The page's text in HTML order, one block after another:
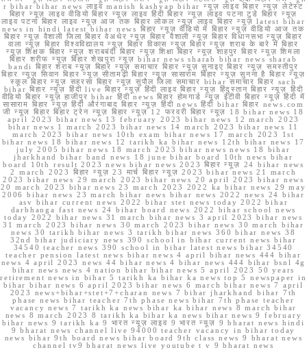
r bihar bihar news लाइव manish kashyap bihar न्यूज़ लाइव बिहार न्यूज़ लेटेस्ट
बिहार न्यूज़ लाइव वीडियो बिहार न्यूज़ लाइव हिंदी बिहार न्यूज़ लाइव पटना टुडे बिहार न्यूज़
लाइव पटना बिहार लाइव न्यूज़ आज तक बिहार लोकल न्यूज़ लाइव बिहार न्यूज़ latest bihar
news in hindi latest bihar news बिहार न्यूज़ वीडियो में बिहार न्यूज़ वीडियो आज तक
बिहार न्यूज़ वैशाली जिला बिहार वेअथेर न्यूज़ बिहार वैशाली न्यूज़ बिहार विधानसभा न्यूज़ बिहार
वाला न्यूज़ बिहार विश्वविद्यालय न्यूज़ बिहार विकास न्यूज़ बिहार न्यूज़ शराब के बारे में बिहार
न्यूज़ शिक्षक बिहार न्यूज़ शराबबंदी बिहार न्यूज़ शिक्षा बिहार न्यूज़ शाहपुर बिहार न्यूज़ शिमला
बिहार शरीफ न्यूज़ बिहार शेखपुरा न्यूज़ bihar news sharab bihar news sharab
bandi बिहार शराब न्यूज़ बिहार न्यूज़ समाचार बिहार न्यूज़ सुनाइए बिहार न्यूज़ समस्तीपुर
बिहार न्यूज़ सिवान बिहार न्यूज़ सीतामढ़ी बिहार न्यूज़ सासाराम बिहार न्यूज़ सुनना है बिहार न्यूज़
स्कूल बिहार न्यूज़ सहरसा बिहार न्यूज़ सुपौल जिला समाचार bihar समाचार बिहार sach
bihar बिहार न्यूज़ हिंदी live बिहार न्यूज़ हिंदी लाइव बिहार न्यूज़ हिंदुस्तान बिहार न्यूज़ हिंदी
वीडियो बिहार न्यूज़ हाजीपुर bihar हिंदी news बिहार होमगार्ड न्यूज़ ईटीवी बिहार न्यूज़ हिंदी में
सासाराम बिहार न्यूज़ हिंदी औरंगाबाद बिहार न्यूज़ हिंदी news हिंदी bihar बिहार news.com
जी न्यूज बिहार बिहार ट्रेन न्यूज़ बिहार न्यूज़ 12 फरवरी बिहार न्यूज़ 18 bihar news 18
april 2023 bihar news 13 february 2023 bihar news 12 march 2023
bihar news 1 march 2023 bihar news 14 march 2023 bihar news 11
march 2023 bihar news 10th exam bihar news 17 march 2023 1st
bihar news 18 bihar news 12 tarikh ka bihar news 12th bihar news 17
july 2005 bihar news 18 march 2023 bihar news news 18 bihar
jharkhand bihar band news 18 june bihar board 10th news bihar
board 10th result 2023 news bihar news 2023 बिहार न्यूज़ 24 bihar news
2 march 2023 बिहार न्यूज़ 23 मार्च बिहार न्यूज़ 2023 bihar news 21 march
2023 bihar news 29 march 2023 bihar news 20 april 2023 bihar news
20 march 2023 bihar news 23 march 2023 2022 ka bihar news 29 may
2006 bihar news 23 march bihar news bihar news 2022 news 24 bihar
asv bihar current news 2022 bihar stet news today 2022 bihar
darbhanga fast news 24 bihar board news 2022 bihar school news
today 2022 bihar news 31 march bihar news 3 april 2023 bihar news
31 march 2023 bihar news 30 march 2023 bihar news 30 march bihar
news 30 tarikh bihar news 3 tarikh bihar news 360 bihar news 38
32nd bihar judiciary news 390 school in bihar current news bihar
34540 teacher news 390 school in bihar latest news bihar 34540
teacher pension latest news bihar news 4 april bihar news 444 bihar
news 4 april 2023 news 44 bihar news 4 bihar news 444 bihar bsnl 4g
bihar news news 4 nation bihar bihar news 5 april 2023 50 years
retirement news in bihar 5 tarikh ka bihar ka news top 5 newspaper in
bihar bihar news 6 april 2023 bihar news 6 march bihar news 7 april
2023 news+bihar+stet+7+charan news 7 bihar jharkhand bihar 7th
phase news bihar teacher 7th phase news bihar 7th phase teacher
vacancy news 7 tarikh ka news bihar ka bihar news 8 march bihar
news 8 march 2023 8 tarikh ka bihar ka news bihar news 9 february
bihar news 9 tarikh ka 9 भारत न्यूज़ लाइव 9 भारत न्यूज़ 9 bharat news hindi
9 bharat news channel live 94000 teacher vacancy in bihar today
news bihar 9th board news bihar board 9th class news 9 bharat news
channel tv9 bharat news live youtube t v 9 bharat news